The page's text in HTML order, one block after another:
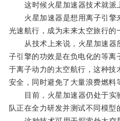
这时候火星加速器技术就派
火星加速器是想用离子引擎
光速航行，成为未来太空旅行的
从技术上来说，火星加速器
子引擎的功效是在负电化的等离
于离子动力的太空航行，这种技
安全，同时避免了大量浪费燃料
目前，火星加速器仍处于实
队正在全力研发并测试不同模型